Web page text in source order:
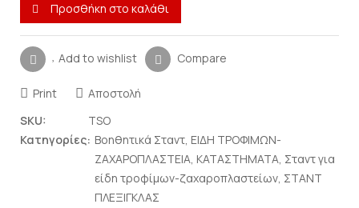
Προσθήκη στο καλάθι
Add to wishlist Compare
Print
Αποστολή
SKU:
TSO
Κατηγορίες: Βοηθητικά Σταντ, ΕΙΔΗ ΤΡΟΦΙΜΩΝ-
ΖΑΧΑΡΟΠΛΑΣΤΕΙΑ, ΚΑΤΑΣΤΗΜΑΤΑ, Σταντ για
είδη τροφίμων-ζαχαροπλαστείων, ΣΤΑΝΤ
ΠΛΕΞΙΓΚΛΑΣ